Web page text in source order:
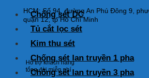
HCM: Số 94, đường An Phú Đông 9,
quận 12, tp Hồ Chí Minh
Hỗ trợ khách hàng
tổng đài miễn phí
Chống sét DC
Tủ cắt lọc sét
Kim thu sét
Chống sét lan truyền 1 pha
Chống sét lan truyền 3 pha